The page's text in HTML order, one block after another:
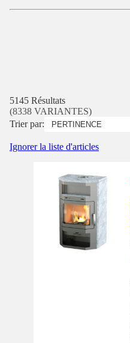
5145 Résultats
(8338 VARIANTES)
Trier par:
Ignorer la liste d'articles